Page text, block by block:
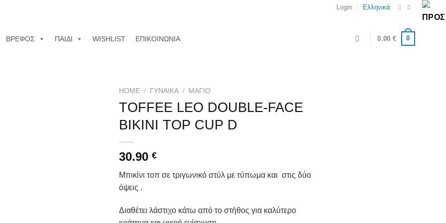
Login Ελληνικά
ΒΡΕΦΟΣ ΠΑΙΔΙ WISHLIST ΕΠΙΚΟΙΝΩΝΙΑ 0.00 € 0
HOME / ΓΥΝΑΙΚΑ / ΜΑΓΙΌ
TOFFEE LEO DOUBLE-FACE
BIKINI TOP CUP D
30.90 €
Μπικίνι τοπ σε τριγωνικό στύλ με τύπωμα και στις δύο
όψεις .
Διαθέτει λάστιχο κάτω από το στήθος για καλύτερο